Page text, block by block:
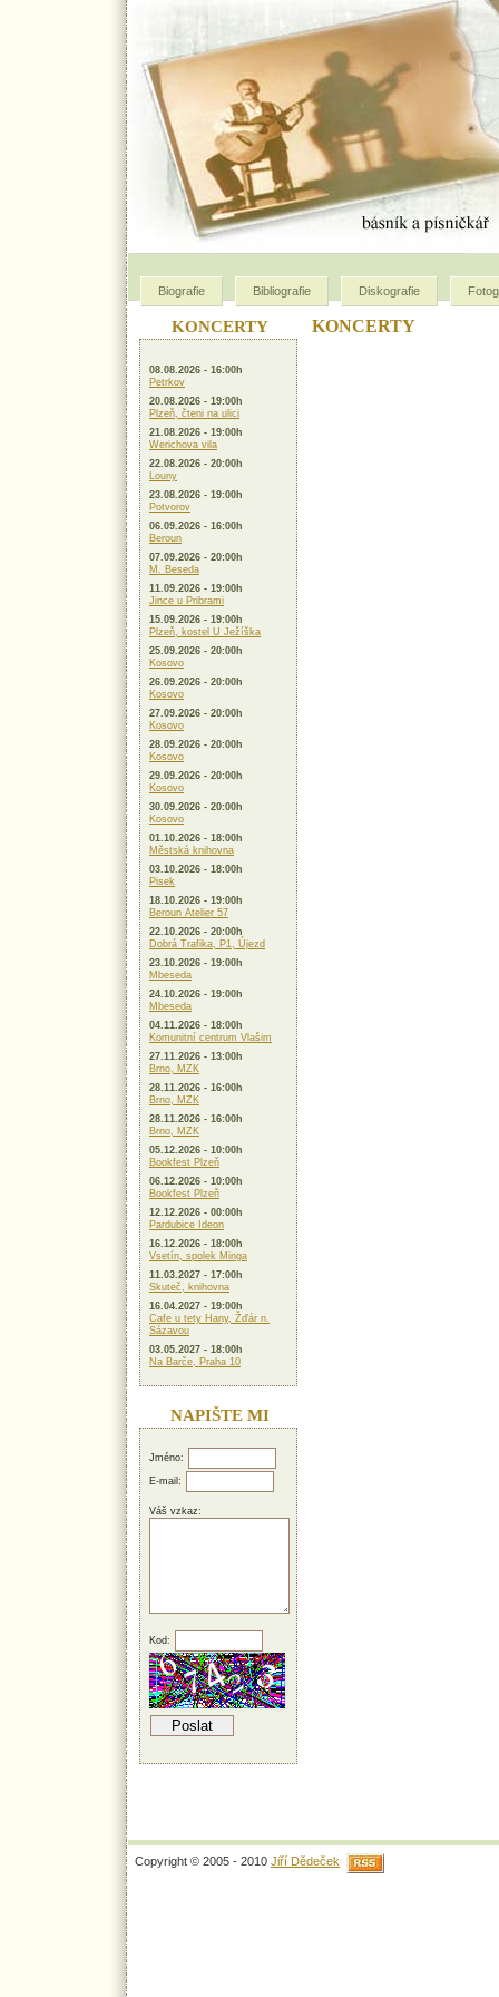
Biografie Bibliografie Diskografie
KONCERTY
KONCERTY
08.08.2026 - 16:00h
Petrkov
20.08.2026 - 19:00h
Plzeň, čteni na ulici
21.08.2026 - 19:00h
Werichova vila
22.08.2026 - 20:00h
Louny
23.08.2026 - 19:00h
Potvorov
06.09.2026 - 16:00h
Beroun
07.09.2026 - 20:00h
M. Beseda
11.09.2026 - 19:00h
Jince u Pribrami
15.09.2026 - 19:00h
Plzeň, kostel U Ježíška
25.09.2026 - 20:00h
Kosovo
26.09.2026 - 20:00h
Kosovo
27.09.2026 - 20:00h
Kosovo
28.09.2026 - 20:00h
Kosovo
29.09.2026 - 20:00h
Kosovo
30.09.2026 - 20:00h
Kosovo
01.10.2026 - 18:00h
Městská knihovna
03.10.2026 - 18:00h
Pisek
18.10.2026 - 19:00h
Beroun Atelier 57
22.10.2026 - 20:00h
Dobrá Trafika, P1, Újezd
23.10.2026 - 19:00h
Mbeseda
24.10.2026 - 19:00h
Mbeseda
04.11.2026 - 18:00h
Komunitní centrum Vlašim
27.11.2026 - 13:00h
Brno, MZK
28.11.2026 - 16:00h
Brno, MZK
28.11.2026 - 16:00h
Brno, MZK
05.12.2026 - 10:00h
Bookfest Plzeň
06.12.2026 - 10:00h
Bookfest Plzeň
12.12.2026 - 00:00h
Pardubice Ideon
16.12.2026 - 18:00h
Vsetín, spolek Minga
11.03.2027 - 17:00h
Skuteč, knihovna
16.04.2027 - 19:00h
Cafe u tety Hany, Žďár n.
Sázavou
03.05.2027 - 18:00h
Na Barče, Praha 10
NAPIŠTE MI
Jméno:
E-mail:
Váš vzkaz:
Kod:
Copyright © 2005 - 2010 Jiří Dědeček